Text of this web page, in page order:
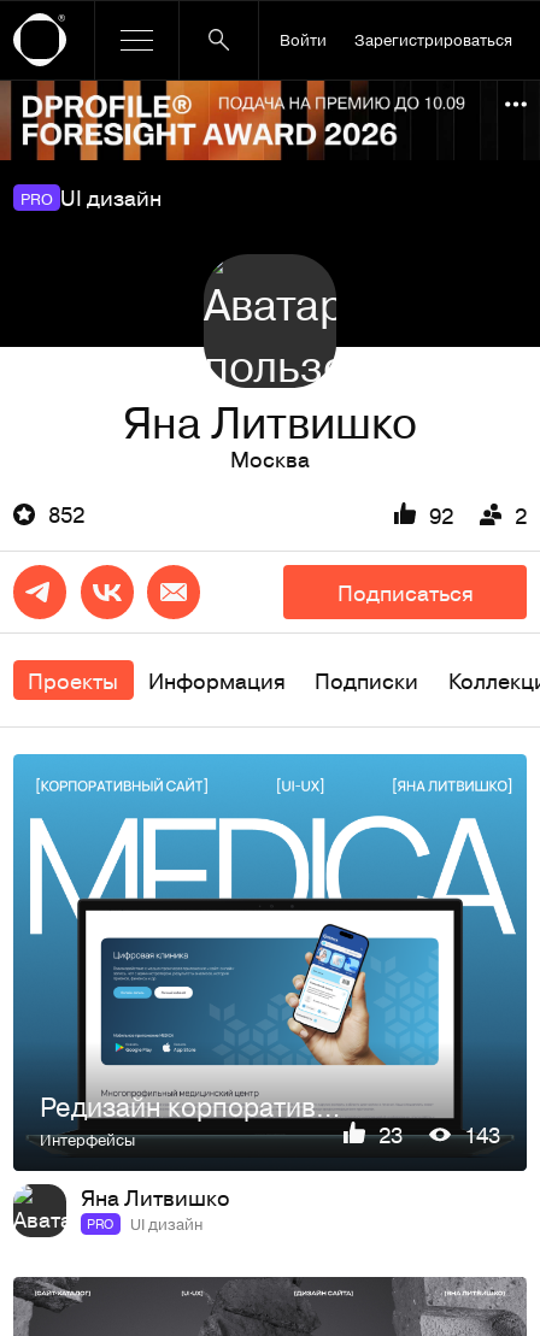
Войти Зарегистрироваться
Ссылка баннера
PRO UI дизайн
Яна Литвишко
Москва
852
92 2
Подписаться
Проекты Информация Подписки
Редизайн корпоративного сайта клиники | UX/UI-дизайн
Интерфейсы 23 143
Яна Литвишко
PRO UI дизайн